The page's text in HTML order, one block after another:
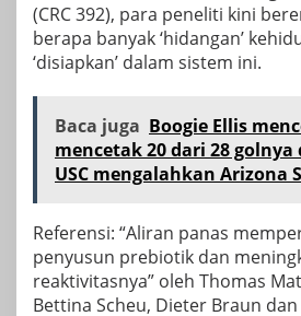
(CRC 392), para peneliti kini
berapa banyak ‘hidangan’
‘disiapkan’ dalam sistem ini.
Baca juga Boogie Ellis
mencetak 20 dari 28
USC mengalahkan Arizona
Referensi: “Aliran panas
penyusun prebiotik dan
reaktivitasnya” oleh Thomas
Bettina Scheu, Dieter Braun